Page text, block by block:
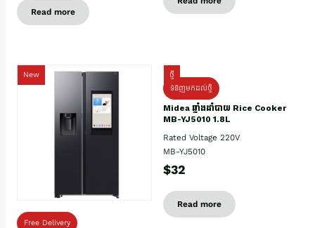
Read more
New
Free Delivery
ថ្មី
ទំនិញមកដល់ថ្មិ
Midea ឆ្នាំងដាំបាយ Rice Cooker
MB-YJ5010 1.8L
Rated Voltage 220V
MB-YJ5010
$32
Read more